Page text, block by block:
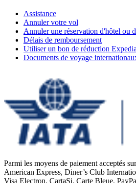
Assistance
Annuler votre vol
Annuler une réservation d'hôtel ou
Délais de remboursement
Utiliser un bon de réduction Expedia
Documents de voyage
Parmi les moyens de paiement acceptés
American Express, Diner’s Club
Visa Electron, CartaSi, Carte Bleue,